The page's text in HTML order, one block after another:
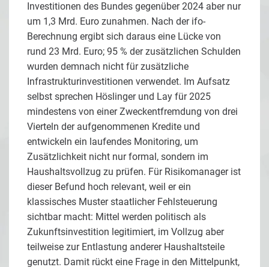
Investitionen des Bundes gegenüber 2024 aber nur
um 1,3 Mrd. Euro zunahmen. Nach der ifo-
Berechnung ergibt sich daraus eine Lücke von
rund 23 Mrd. Euro; 95 % der zusätzlichen Schulden
wurden demnach nicht für zusätzliche
Infrastrukturinvestitionen verwendet. Im Aufsatz
selbst sprechen Höslinger und Lay für 2025
mindestens von einer Zweckentfremdung von drei
Vierteln der aufgenommenen Kredite und
entwickeln ein laufendes Monitoring, um
Zusätzlichkeit nicht nur formal, sondern im
Haushaltsvollzug zu prüfen. Für Risikomanager ist
dieser Befund hoch relevant, weil er ein
klassisches Muster staatlicher Fehlsteuerung
sichtbar macht: Mittel werden politisch als
Zukunftsinvestition legitimiert, im Vollzug aber
teilweise zur Entlastung anderer Haushaltsteile
genutzt. Damit rückt eine Frage in den Mittelpunkt,